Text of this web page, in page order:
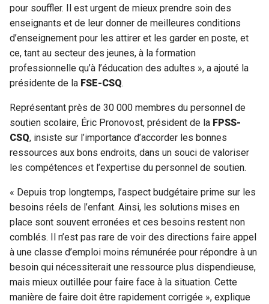
pour souffler. Il est urgent de mieux prendre soin des
enseignants et de leur donner de meilleures conditions
d’enseignement pour les attirer et les garder en poste, et
ce, tant au secteur des jeunes, à la formation
professionnelle qu’à l’éducation des adultes », a ajouté la
présidente de la FSE-CSQ.
Représentant près de 30 000 membres du personnel de
soutien scolaire, Éric Pronovost, président de la FPSS-
CSQ, insiste sur l’importance d’accorder les bonnes
ressources aux bons endroits, dans un souci de valoriser
les compétences et l’expertise du personnel de soutien.
« Depuis trop longtemps, l’aspect budgétaire prime sur les
besoins réels de l’enfant. Ainsi, les solutions mises en
place sont souvent erronées et ces besoins restent non
comblés. Il n’est pas rare de voir des directions faire appel
à une classe d’emploi moins rémunérée pour répondre à un
besoin qui nécessiterait une ressource plus dispendieuse,
mais mieux outillée pour faire face à la situation. Cette
manière de faire doit être rapidement corrigée », explique